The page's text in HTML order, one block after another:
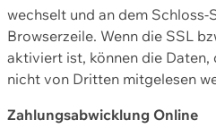
wechselt und an dem Schloss-
Browserzeile. Wenn die SSL
aktiviert ist, können die Daten,
nicht von Dritten mitgelesen
Zahlungsabwicklung Online